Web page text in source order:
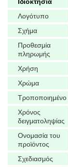
Λογότυπο
Σχήμα
Προθεσμία
πληρωμής
Χρήση
Χρώμα
Τροποποιημένο
Χρόνος
δειγματοληψίας
Ονομασία του
προϊόντος
Σχεδιασμός